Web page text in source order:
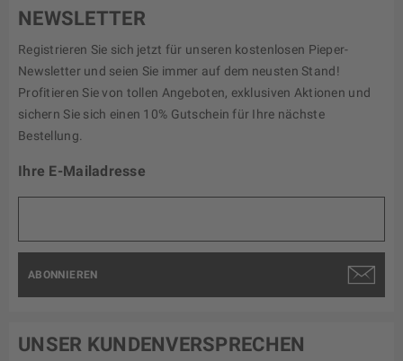
NEWSLETTER
Registrieren Sie sich jetzt für unseren kostenlosen Pieper-
Newsletter und seien Sie immer auf dem neusten Stand!
Profitieren Sie von tollen Angeboten, exklusiven Aktionen und
sichern Sie sich einen 10% Gutschein für Ihre nächste
Bestellung.
Ihre E-Mailadresse
ABONNIEREN
UNSER KUNDENVERSPRECHEN